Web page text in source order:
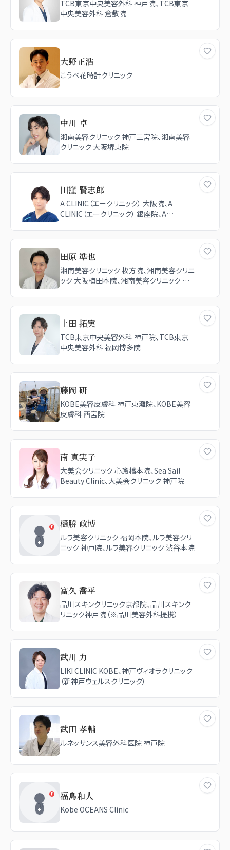
TCB東京中央美容外科 神戸院、TCB東京
中央美容外科 倉敷院
大野正浩
こうべ花時計クリニック
中川 卓
湘南美容クリニック 神戸三宮院、湘南美容
クリニック 大阪堺東院
田窪 賢志郎
A CLINIC（エークリニック） 大阪院、A
CLINIC（エークリニック） 銀座院、A
田原 準也
湘南美容クリニック 枚方院、湘南美容クリニ
ック 大阪梅田本院、湘南美容クリニック 神
土田 拓実
TCB東京中央美容外科 神戸院、TCB東京
中央美容外科 福岡博多院
藤岡 研
KOBE美容皮膚科 神戸東灘院、KOBE美容
皮膚科 西宮院
南 真実子
大美会クリニック 心斎橋本院、Sea Sail
Beauty Clinic、大美会クリニック 神戸院
樋勝 政博
ルラ美容クリニック 福岡本院、ルラ美容クリ
ニック 神戸院、ルラ美容クリニック 渋谷本院
富久 喬平
品川スキンクリニック京都院、品川スキンク
リニック神戸院（※品川美容外科提携）
武川 力
LIKI CLINIC KOBE、神戸ヴィオラクリニック
（新神戸ウェルスクリニック）
武田 孝輔
ルネッサンス美容外科医院 神戸院
福島和人
Kobe OCEANS Clinic